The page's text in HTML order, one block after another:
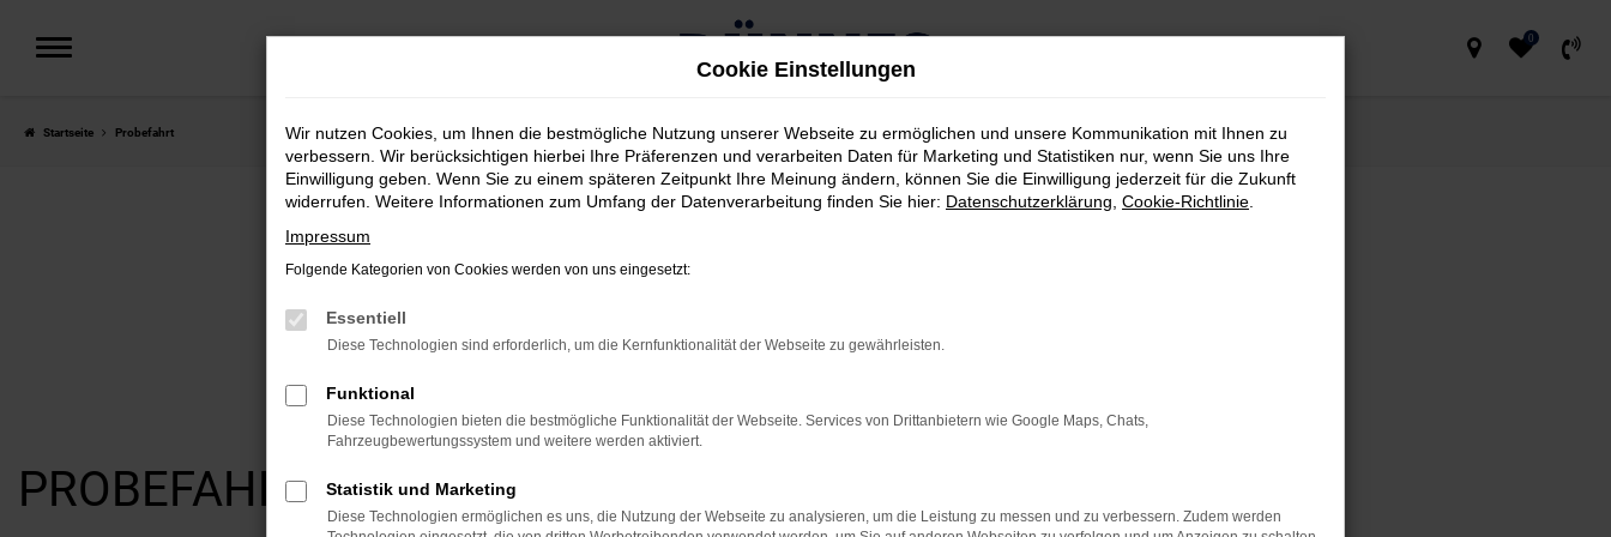
Zum
0
Startseite Probefahrt
PROBEFAHRT GEFÄLLIG?
PROBEFAHRT
Cookie Einstellungen
Wir nutzen Cookies, um Ihnen die bestmögliche Nutzung unserer Webseite zu ermöglichen und unsere Kommunikation mit Ihnen zu
verbessern. Wir berücksichtigen hierbei Ihre Präferenzen und verarbeiten Daten für Marketing und Statistiken nur, wenn Sie uns Ihre
Einwilligung geben. Wenn Sie zu einem späteren Zeitpunkt Ihre Meinung ändern, können Sie die Einwilligung jederzeit für die Zukunft
widerrufen. Weitere Informationen zum Umfang der Datenverarbeitung finden Sie hier: Datenschutzerklärung Cookie-Richtlinie
Impressum
Folgende Kategorien von Cookies werden von uns eingesetzt:
Essentiell
Diese Technologien sind erforderlich, um die Kernfunktionalität der Webseite zu gewährleisten.
Funktional
Diese Technologien bieten die bestmögliche Funktionalität der Webseite. Services von Drittanbietern wie Google Maps, Chats,
Fahrzeugbewertungssystem und weitere werden aktiviert.
Statistik und Marketing
Diese Technologien ermöglichen es uns, die Nutzung der Webseite zu analysieren, um die Leistung zu messen und zu verbessern. Zudem werden